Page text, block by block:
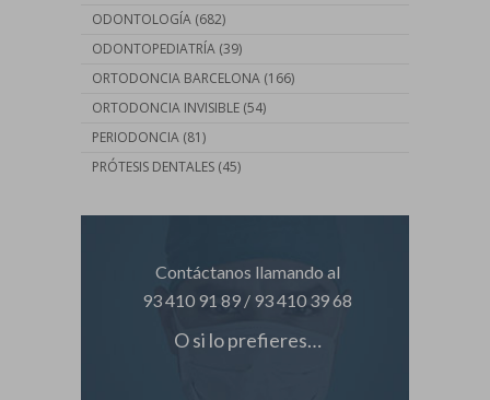
ODONTOLOGÍA (682)
ODONTOPEDIATRÍA (39)
ORTODONCIA BARCELONA (166)
ORTODONCIA INVISIBLE (54)
PERIODONCIA (81)
PRÓTESIS DENTALES (45)
Contáctanos llamando al
93 410 91 89 / 93 410 39 68
O si lo prefieres…